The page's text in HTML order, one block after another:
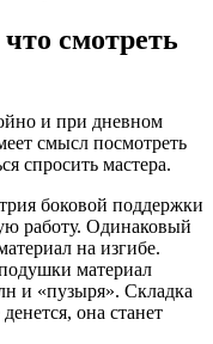
смотреть
и при дневном
смысл посмотреть
спросить мастера.
боковой поддержки
работу. Одинаковый
на изгибе.
материал
и «пузыря». Складка
она станет